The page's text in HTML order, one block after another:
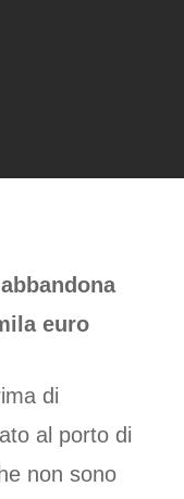
euro
di
al porto di
non sono